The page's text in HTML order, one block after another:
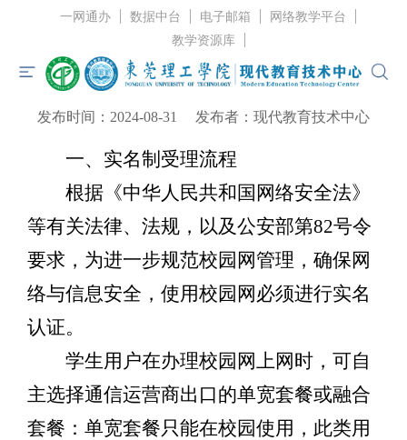
一网通办 数据中台 电子邮箱
网络教学平台
教学资源库
首页
中心概况
中心资讯
服务指南
党建工作
规章制度
服务指南 >业务办理
东莞理工学院校园网入网指引
发布时间：2024-08-31 发布者：现代教育技术中心
一、实名制受理流程
根据《中华人民共和国网络安全法》
等有关法律、法规，以及公安部第82号令
要求，为进一步规范校园网管理，确保网
络与信息安全，使用校园网必须进行实名
认证。
学生用户在办理校园网上网时，可自
主选择通信运营商出口的单宽套餐或融合
套餐：单宽套餐只能在校园使用，此类用